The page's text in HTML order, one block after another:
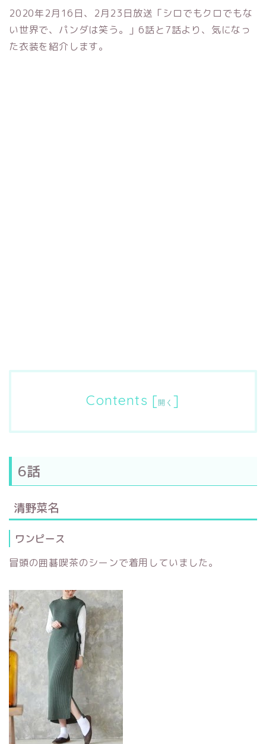
2020年2月16日、2月23日放送「シロでもクロでもな
い世界で、パンダは笑う。」6話と7話より、気になっ
た衣装を紹介します。
Contents [開く ]
6話
清野菜名
ワンピース
冒頭の囲碁喫茶のシーンで着用していました。